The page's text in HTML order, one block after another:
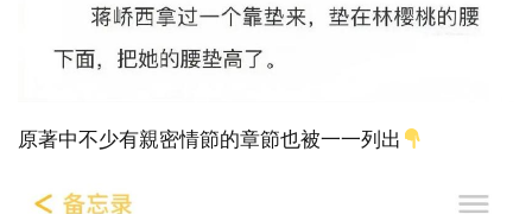
原著中不少有親密情節的章節也被一一列出